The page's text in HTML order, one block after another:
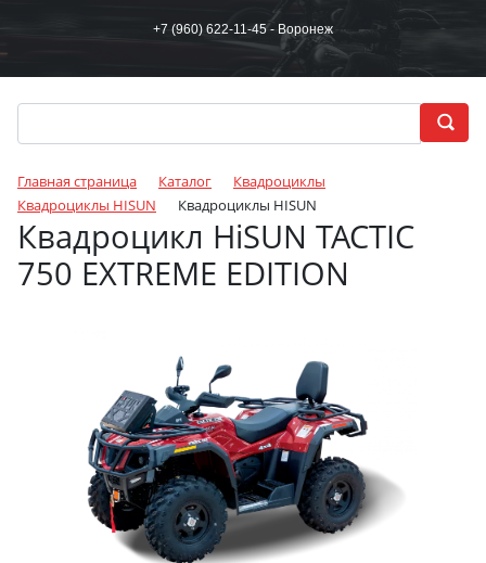
+7 (960) 622-11-45 - Воронеж
Главная страница Каталог
Квадроциклы
Квадроциклы HISUN
Квадроциклы HISUN
Квадроцикл HiSUN TACTIC
750 EXTREME EDITION